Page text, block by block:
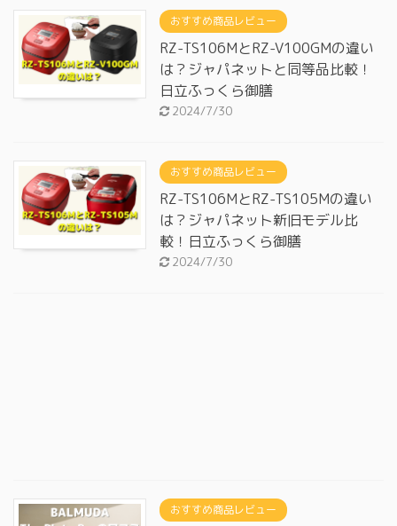
おすすめ商品レビュー
RZ-TS106MとRZ-V100GMの違い
は？ジャパネットと同等品比較！
日立ふっくら御膳
2024/7/30
おすすめ商品レビュー
RZ-TS106MとRZ-TS105Mの違い
は？ジャパネット新旧モデル比
較！日立ふっくら御膳
2024/7/30
おすすめ商品レビュー